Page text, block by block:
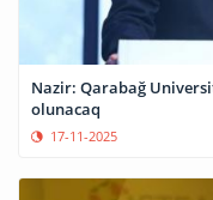
Nazir: Qarabağ
olunacaq
17-11-2025